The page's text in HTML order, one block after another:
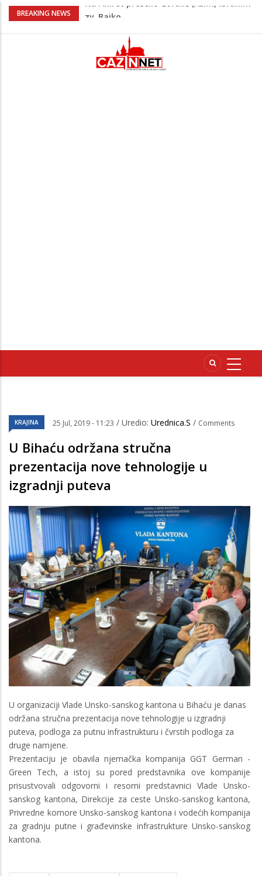
BREAKING NEWS
Nakon velikih vrućina u BiH stiže kiša
zapošljavanje i očuvanje radnih mjesta
Dok Evropa ostavlja cigarete, Hrvati
puše sve više: Treći su u cijeloj EU
KRAJINA 25 Jul, 2019 - 11:23 / Uredio: Urednica.S / Comments
U Bihaću održana stručna
prezentacija nove tehnologije u
izgradnji puteva
U organizaciji Vlade Unsko-sanskog kantona u Bihaću je danas
održana stručna prezentacija nove tehnologije u izgradnji
puteva, podloga za putnu infrastrukturu i čvrstih podloga za
druge namjene.
Prezentaciju je obavila njemačka kompanija GGT German -
Green Tech, a istoj su pored predstavnika ove kompanije
prisustvovali odgovorni i resorni predstavnici Vlade Unsko-
sanskog kantona, Direkcije za ceste Unsko-sanskog kantona,
Privredne komore Unsko-sanskog kantona i vodećih kompanija
za gradnju putne i građevinske infrastrukture Unsko-sanskog
kantona.